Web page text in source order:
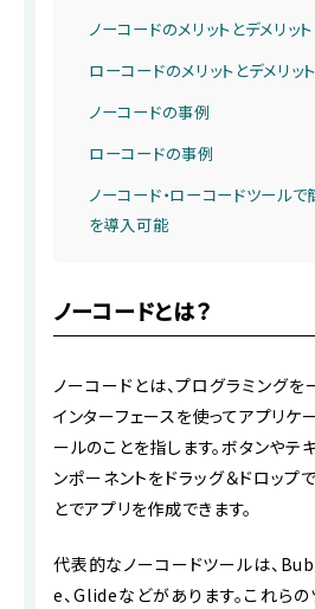
ノーコードのメリットとデメリット
ローコードのメリットとデメリット
ノーコードの事例
ローコードの事例
ノーコード・ローコードツール
を導入可能
ノーコードとは？
ノーコードとは、プログラミング
インターフェースを使ってアプリケ
ールのことを指します。ボタンやテ
ンポーネントをドラッグ＆ドロップ
とでアプリを作成できます。
代表的なノーコードツールは、
e、Glideなどがあります。これら